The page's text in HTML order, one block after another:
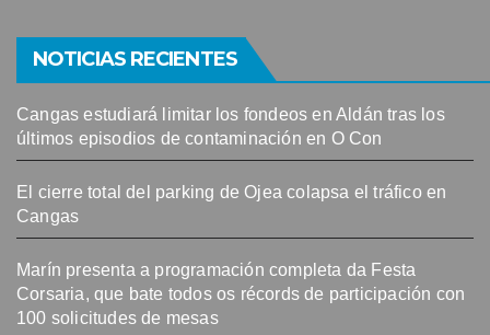
NOTICIAS RECIENTES
Cangas estudiará limitar los fondeos en Aldán tras los
últimos episodios de contaminación en O Con
El cierre total del parking de Ojea colapsa el tráfico en
Cangas
Marín presenta a programación completa da Festa
Corsaria, que bate todos os récords de participación con
100 solicitudes de mesas